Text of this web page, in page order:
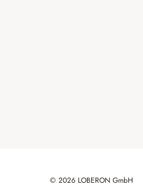
© 2026 LOBERON GmbH